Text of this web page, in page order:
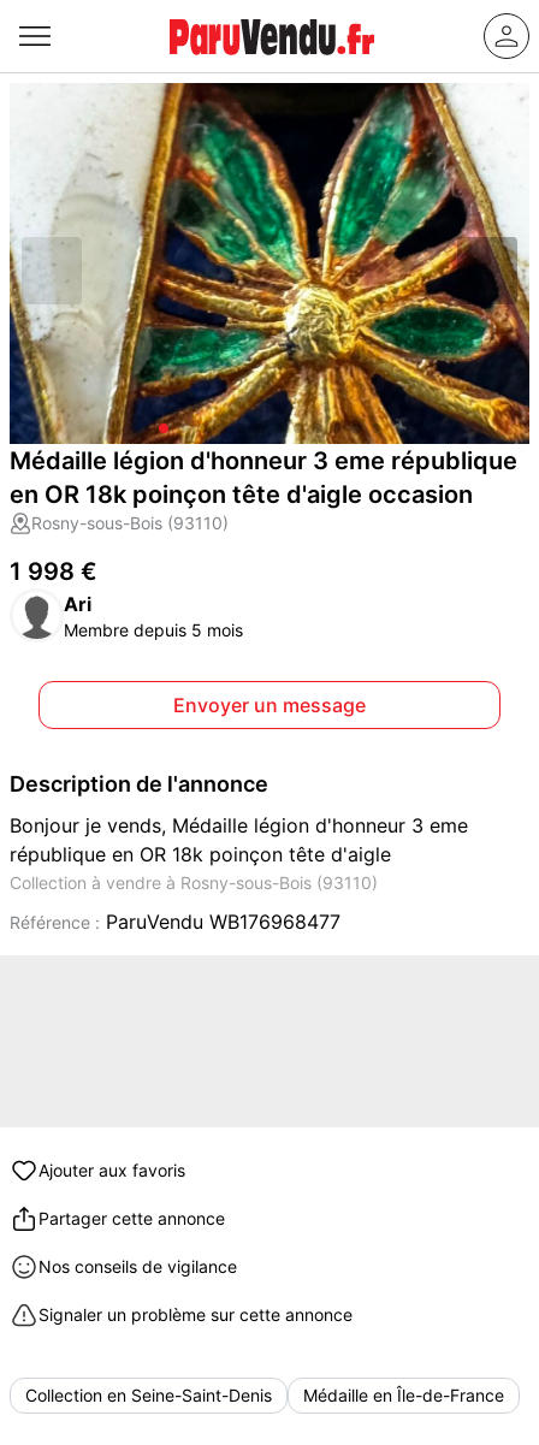
Médaille légion d'honneur 3 eme république
en OR 18k poinçon tête d'aigle occasion
Rosny-sous-Bois (93110)
1 998 €
Ari
Membre depuis 5 mois
Envoyer un message
Description de l'annonce
Bonjour je vends, Médaille légion d'honneur 3 eme
république en OR 18k poinçon tête d'aigle
Collection à vendre à Rosny-sous-Bois (93110)
Référence : ParuVendu WB176968477
Ajouter aux favoris
Partager cette annonce
Nos conseils de vigilance
Signaler un problème sur cette annonce
Collection en Seine-Saint-Denis Médaille en Île-de-France